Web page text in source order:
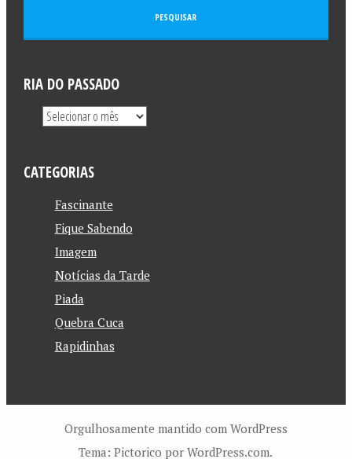
RIA DO PASSADO
CATEGORIAS
Fascinante
Fique Sabendo
Imagem
Notícias da Tarde
Piada
Quebra Cuca
Rapidinhas
Orgulhosamente mantido com WordPress
Tema: Pictorico porWordPress.com.